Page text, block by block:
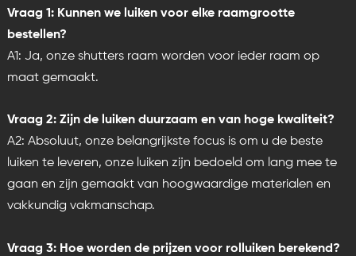
Vraag 1: Kunnen we luiken voor elke raamgrootte
bestellen?
A1: Ja, onze shutters raam worden voor ieder raam op
maat gemaakt.
Vraag 2: Zijn de luiken duurzaam en van hoge kwaliteit?
A2: Absoluut, onze belangrijkste focus is om u de beste
luiken te leveren, onze luiken zijn bedoeld om lang mee te
gaan en zijn gemaakt van hoogwaardige materialen en
vakkundig vakmanschap.
Vraag 3: Hoe worden de prijzen voor rolluiken berekend?